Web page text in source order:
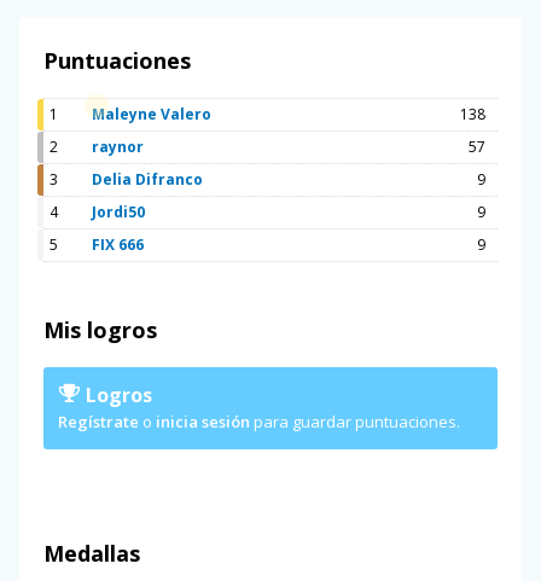
Puntuaciones
1 Maleyne Valero
138
2
raynor
57
3
Delia Difranco
9
4
Jordi50
9
5
FIX 666 9
Mis logros
Logros
Regístrate o inicia sesión para guardar puntuaciones.
Medallas